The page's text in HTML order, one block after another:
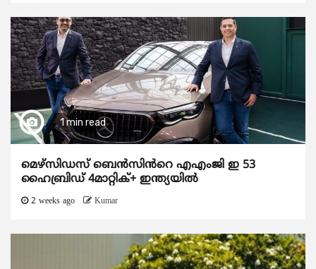
1 min read
മെഴ്‌സിഡസ് ബെൻസിൻറെ എഎംജി ഇ 53
ഹൈബ്രിഡ് 4മാറ്റിക്+ ഇന്ത്യയിൽ
2 weeks ago Kumar